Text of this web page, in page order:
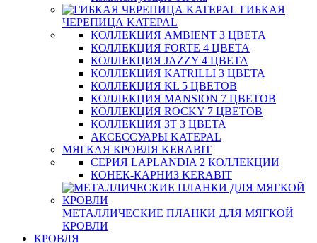
ГИБКАЯ
ЧЕРЕПИЦА KATEPAL
КОЛЛЕКЦИЯ AMBIENT 3 ЦВЕТА
КОЛЛЕКЦИЯ FORTE 4 ЦВЕТА
КОЛЛЕКЦИЯ JAZZY 4 ЦВЕТА
КОЛЛЕКЦИЯ KATRILLI 3 ЦВЕТА
КОЛЛЕКЦИЯ KL 5 ЦВЕТОВ
КОЛЛЕКЦИЯ MANSION 7 ЦВЕТОВ
КОЛЛЕКЦИЯ ROCKY 7 ЦВЕТОВ
КОЛЛЕКЦИЯ ЗТ 3 ЦВЕТА
АКСЕССУАРЫ KATEPAL
МЯГКАЯ КРОВЛЯ KERABIT
СЕРИЯ LAPLANDIA 2 КОЛЛЕКЦИИ
КОНЕК-КАРНИЗ KERABIT
МЕТАЛЛИЧЕСКИЕ ПЛАНКИ ДЛЯ МЯГКОЙ
КРОВЛИ
КРОВЛЯ